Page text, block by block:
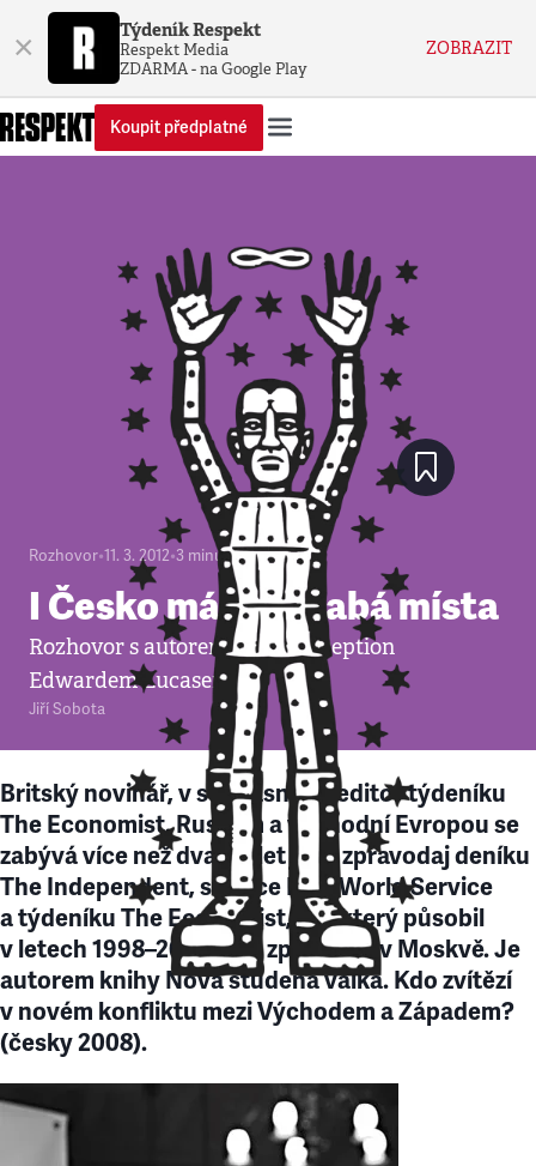
× Týdeník Respekt
Respekt Media
ZDARMA - na Google Play
ZOBRAZIT
Koupit předplatné
Rozhovor•11. 3. 2012•3 minuty
I Česko má svá slabá místa
Rozhovor s autorem knihy Deception
Edwardem Lucasem
Jiří Sobota
Britský novinář, v současnosti editor týdeníku
The Economist. Ruskem a východní Evropou se
zabývá více než dvacet let jako zpravodaj deníku
The Independent, stanice BBC World Service
a týdeníku The Economist, pro který působil
v letech 1998–2002 jako zpravodaj v Moskvě. Je
autorem knihy Nová studená válka. Kdo zvítězí
v novém konfliktu mezi Východem a Západem?
(česky 2008).